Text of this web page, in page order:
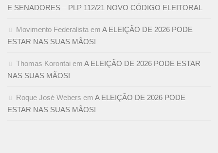
E SENADORES – PLP 112/21 NOVO CÓDIGO ELEITORAL
Movimento Federalista em A ELEIÇÃO DE 2026 PODE
ESTAR NAS SUAS MÃOS!
Thomas Korontai em A ELEIÇÃO DE 2026 PODE ESTAR
NAS SUAS MÃOS!
Roque José Webers em A ELEIÇÃO DE 2026 PODE
ESTAR NAS SUAS MÃOS!